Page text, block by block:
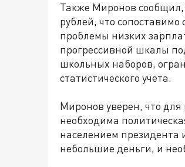
Также Миронов сообщил,
рублей, что
проблемы низких
прогрессивной шкалы
школьных наборов,
статистического учета.
Миронов уверен, что
необходима
населением
небольшие деньги, и